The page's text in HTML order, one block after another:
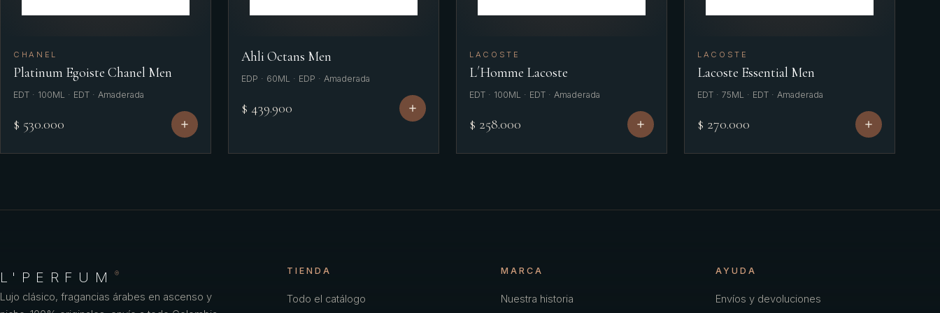
CHANEL
Platinum Egoiste Chanel Men
EDT · 100ML · EDT · Amaderada
$ 530.000
Ahli Octans Men
EDP · 60ML · EDP · Amaderada
$ 439.900
LACOSTE
L´Homme Lacoste
EDT · 100ML · EDT · Amaderada
$ 258.000
LACOSTE
Lacoste Essential Men
EDT · 75ML · EDT · Amaderada
$ 270.000
L'PERFUM ®
Lujo clásico, fragancias árabes en ascenso y
TIENDA
Todo el catálogo
MARCA
Nuestra historia
AYUDA
Envíos y devoluciones